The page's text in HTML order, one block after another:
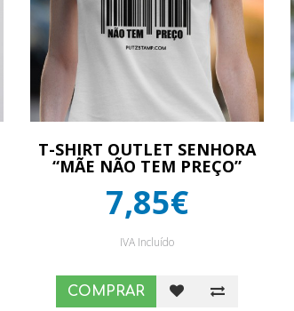
T-SHIRT OUTLET SENHORA
“MÃE NÃO TEM PREÇO”
7,85€
IVA Incluído
COMPRAR